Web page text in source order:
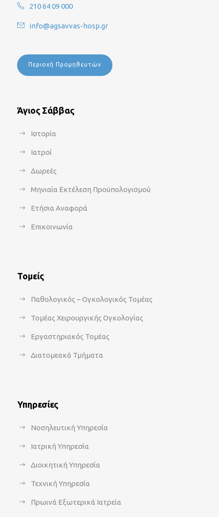
210 64 09 000
info@agsavvas-hosp.gr
Περιοχή Προμηθευτών
Άγιος Σάββας
Ιστορία
Ιατροί
Δωρεές
Μηνιαία Εκτέλεση Προϋπολογισμού
Ετήσια Αναφορά
Επικοινωνία
Τομείς
Παθολογικός – Ογκολογικός Τομέας
Τομέας Χειρουργικής Ογκολογίας
Εργαστηριακός Τομέας
Διατομεακά Τμήματα
Υπηρεσίες
Νοσηλευτική Υπηρεσία
Ιατρική Υπηρεσία
Διοικητική Υπηρεσία
Τεχνική Υπηρεσία
Πρωινά Εξωτερικά Ιατρεία